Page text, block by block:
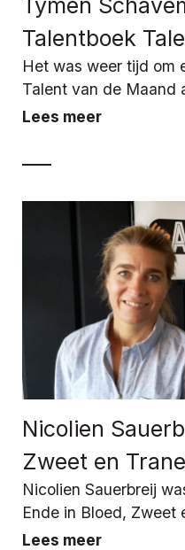
Talentboek
Het was weer tijd om
Talent van de Maand
Lees meer
Nicolien
Zweet en
Nicolien Sauerbreij
Ende in Bloed, Zweet
Lees meer